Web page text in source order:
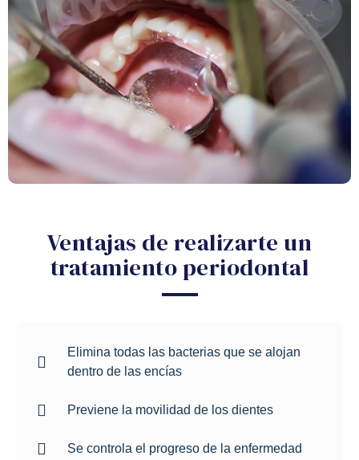
Ventajas de realizarte un
tratamiento periodontal
Elimina todas las bacterias que se alojan
dentro de las encías
Previene la movilidad de los dientes
Se controla el progreso de la enfermedad